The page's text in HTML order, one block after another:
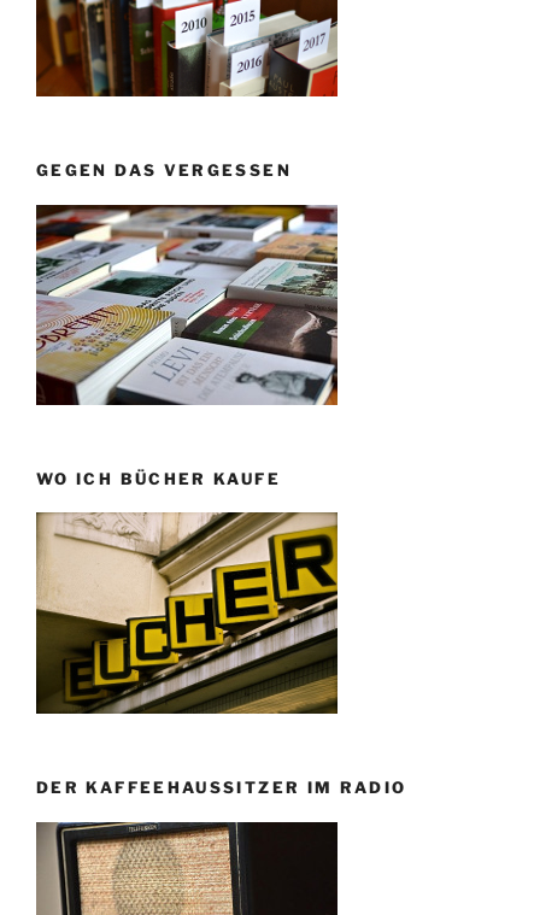
GEGEN DAS VERGESSEN
WO ICH BÜCHER KAUFE
DER KAFFEEHAUSSITZER IM RADIO